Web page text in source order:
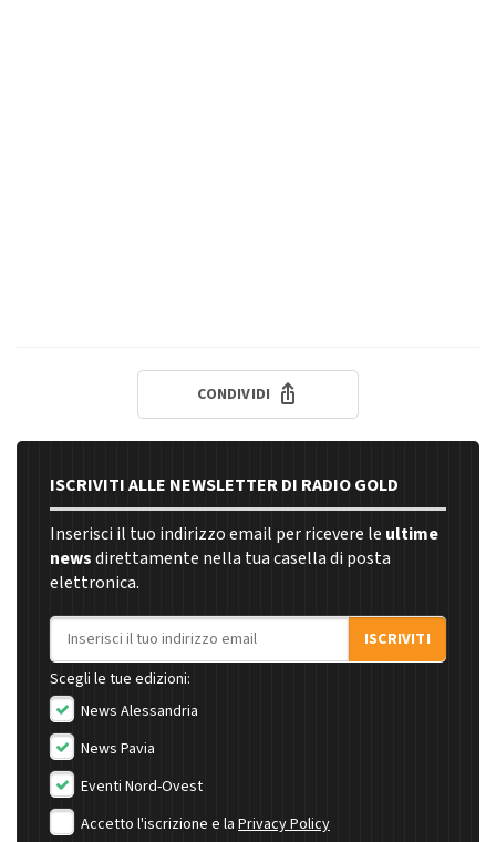
CONDIVIDI
ISCRIVITI ALLE NEWSLETTER DI RADIO GOLD
Inserisci il tuo indirizzo email per ricevere le ultime
newsdirettamente nella tua casella di posta
elettronica.
Indirizzo email
ISCRIVITI
Scegli le tue edizioni:
News Alessandria
News Pavia
Eventi Nord-Ovest
Accetto l'iscrizione e la Privacy Policy